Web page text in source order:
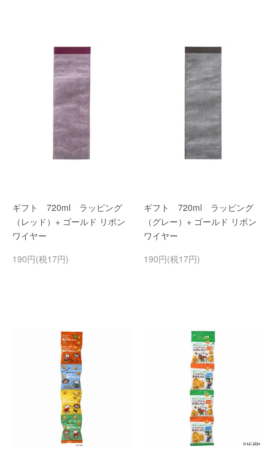
ギフト 720ml ラッピング
（レッド）+ ゴールド リボン
ワイヤー
190円(税17円)
ギフト 720ml ラッピング
（グレー）+ ゴールド リボン
ワイヤー
190円(税17円)